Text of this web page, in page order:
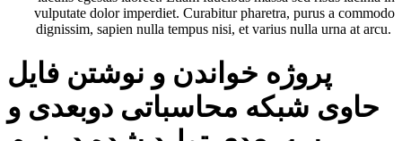
vulputate dolor imperdiet. Curabitur pharetra, purus a commodo
dignissim, sapien nulla tempus nisi, et varius nulla urna at arcu.
پروژه خواندن و نوشتن فایل
حاوی شبکه محاسباتی دوبعدی و